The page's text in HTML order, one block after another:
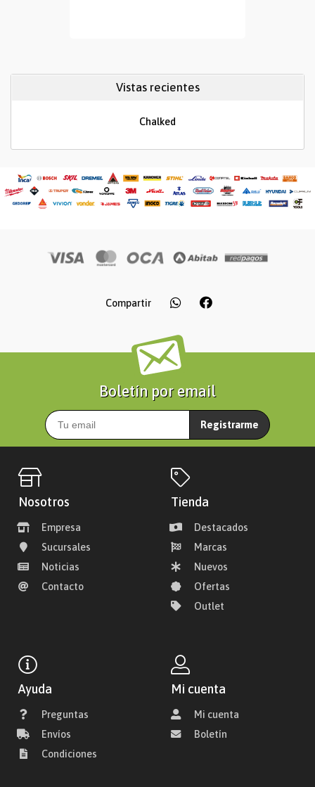
Vistas recientes
Chalked
Compartir
Boletín por email
Registrarme
Nosotros
Empresa
Sucursales
Noticias
Contacto
Tienda
Destacados
Marcas
Nuevos
Ofertas
Outlet
Ayuda
Preguntas
Envíos
Condiciones
Mi cuenta
Mi cuenta
Boletín